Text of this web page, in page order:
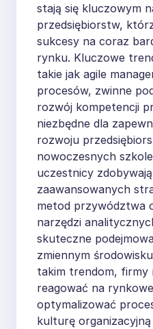
stają się kluczowym
przedsiębiorstw,
sukcesy na coraz
rynku. Kluczowe
takie jak agile
procesów, zwinne
rozwój kompetencji
niezbędne dla
rozwoju
nowoczesnych
uczestnicy
zaawansowanych
metod przywództwa
narzędzi
skuteczne
zmiennym
takim trendom, firmy
reagować na
optymalizować
kulturę